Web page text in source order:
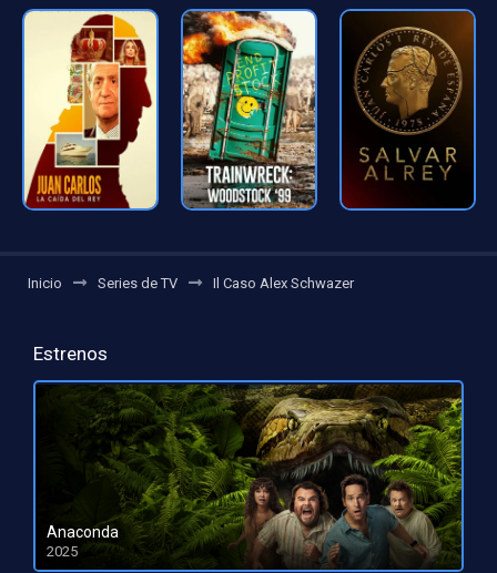
Inicio Series de TV Il Caso Alex Schwazer
Estrenos
Anaconda
2025
HD 1080pHD 720p